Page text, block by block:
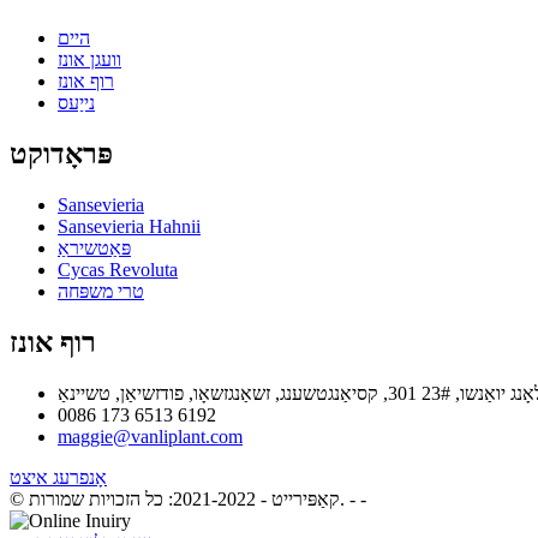
היים
וועגן אונז
רוף אונז
נייַעס
פּראָדוקט
Sansevieria
Sansevieria Hahnii
פּאַטשיראַ
Cycas Revoluta
טרי משפּחה
רוף אונז
0086 173 6513 6192
maggie@vanliplant.com
אָנפרעג איצט
© קאַפּירייט - 2021-2022: כל הזכויות שמורות. - -